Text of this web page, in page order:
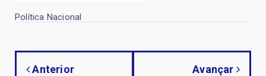
Política Nacional
Anterior Avançar